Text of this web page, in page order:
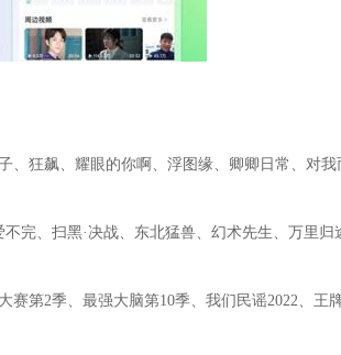
、狂飙、耀眼的你啊、浮图缘、卿卿日常、对
完、扫黑·决战、东北猛兽、幻术先生、万里
第2季、最强大脑第10季、我们民谣2022、王